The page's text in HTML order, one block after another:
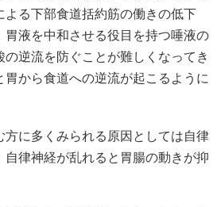
よる下部食道括約筋の働きの低下
胃液を中和させる役目を持つ唾液の
逆流を防ぐことが難しくなってき
胃から食道への逆流が起こるように
方に多くみられる原因としては自律
律神経が乱れると胃腸の動きが抑